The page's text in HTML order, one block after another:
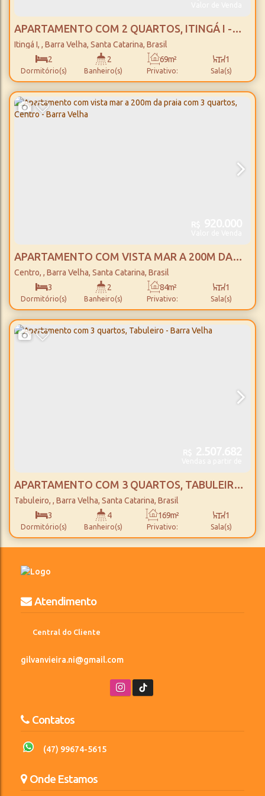
APARTAMENTO COM 2 QUARTOS, ITINGÁ I -
BARRA VELHA
Itingá I , Barra Velha, Santa Catarina, Brasil
2
Dormitório(s)
2
Banheiro(s) Privativo:
69m² 1
Sala(s)
1
Suíte(s) Total:
69m² 1
Vaga(s) Útil:
69m²
APARTAMENTO COM VISTA MAR A 200M DA
PRAIA COM 3 QUARTOS, CENTRO - BARRA
VELHA
Centro , Barra Velha, Santa Catarina, Brasil
3
Dormitório(s)
2
Banheiro(s) Privativo:
84m² 1
Sala(s)
1
Suíte(s) Total:
152m² 2
Vaga(s)
200m
Distância do Mar
APARTAMENTO COM 3 QUARTOS, TABULEIRO -
BARRA VELHA
Tabuleiro , Barra Velha, Santa Catarina, Brasil
3
Dormitório(s)
4
Banheiro(s) Privativo:
169m² 1
Sala(s)
3 2 1273m²
Atendimento
Central do Cliente
gilvanvieira.ni@gmail.com
Contatos
(47) 99674-5615
Onde Estamos